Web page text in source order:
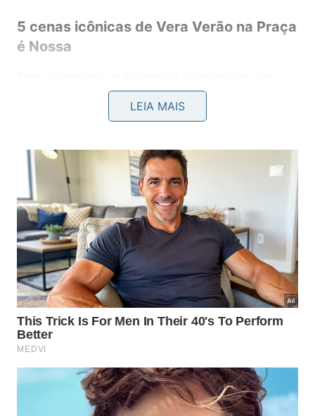
5 cenas icônicas de Vera Verão na Praça
é Nossa
separamos alguns dos momentos icônicos dele no
programa em que ele ficou mais conhecido pelo
Vale lembrar que além de ser ator e comediante,
Lafond também era bailarino. Na televisão, atuou
em programas como “Viva o Gordo” e “Os
Trapalhões”, além da novela “Sassaricando”, todos
na TV Globo.
Confira aqui.
LEIA MAIS